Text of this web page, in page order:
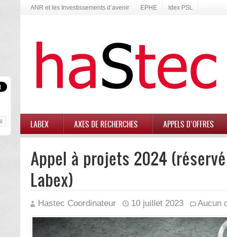
ANR et les Investissements d’avenir EPHE Idex PSL
LABEX AXES DE RECHERCHES APPELS D’OFFRES
Appel à projets 2024
Labex)
Hastec Coordinateur 10 juillet 2023 Aucun